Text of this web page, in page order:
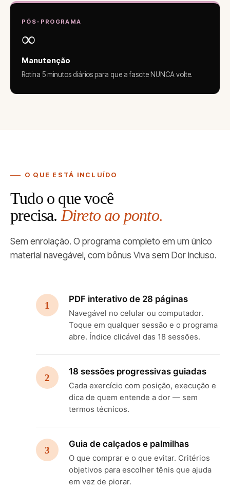
PÓS-PROGRAMA
∞
Manutenção
Rotina 5 minutos diários para que a fascite NUNCA volte.
O QUE ESTÁ INCLUÍDO
Tudo o que você
precisa. Direto ao ponto.
Sem enrolação. O programa completo em um único
material navegável, com bônus Viva sem Dor incluso.
1
PDF interativo de 28 páginas
Navegável no celular ou computador.
Toque em qualquer sessão e o programa
abre. Índice clicável das 18 sessões.
2
18 sessões progressivas guiadas
Cada exercício com posição, execução e
dica de quem entende a dor — sem
termos técnicos.
3
Guia de calçados e palmilhas
O que comprar e o que evitar. Critérios
objetivos para escolher tênis que ajuda
em vez de piorar.